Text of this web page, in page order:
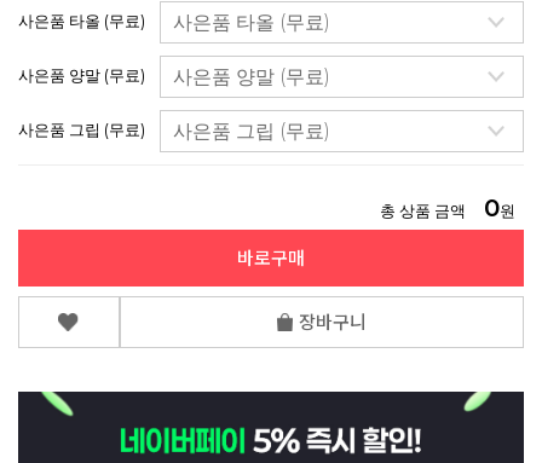
사은품 타올 (무료)
사은품 양말 (무료)
사은품 그립 (무료)
총 상품 금액 0원
바로구매
장바구니